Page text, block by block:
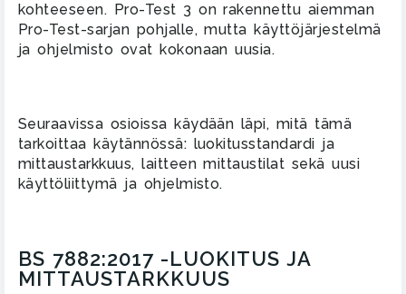
kohteeseen. Pro-Test 3 on rakennettu aiemman
Pro-Test-sarjan pohjalle, mutta käyttöjärjestelmä
ja ohjelmisto ovat kokonaan uusia.
Seuraavissa osioissa käydään läpi, mitä tämä
tarkoittaa käytännössä: luokitusstandardi ja
mittaustarkkuus, laitteen mittaustilat sekä uusi
käyttöliittymä ja ohjelmisto.
BS 7882:2017 -LUOKITUS JA
MITTAUSTARKKUUS